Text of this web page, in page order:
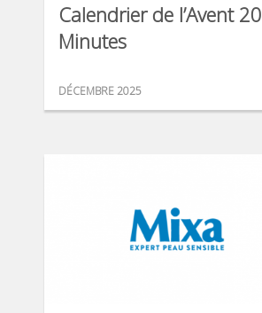
Calendrier de l’Avent 20
Minutes
DÉCEMBRE 2025